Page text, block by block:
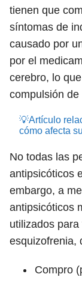
tienen que
síntomas de
causado por
por el
cerebro, lo
compulsión de
💡Artículo
cómo afecta
No todas las
antipsicóticos
embargo, a
antipsicóticos
utilizados
esquizofrenia,
Compro